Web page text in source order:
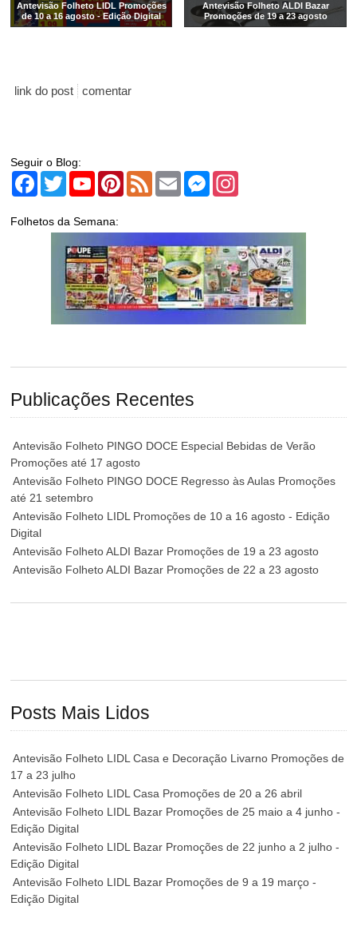
Antevisão Folheto LIDL Promoções
de 10 a 16 agosto - Edição Digital
Antevisão Folheto ALDI Bazar
Promoções de 19 a 23 agosto
link do post comentar
Seguir o Blog:
Facebook
TwitterYouTubePinterest
Feed Email Messenger
Folhetos da Semana:
Publicações Recentes
Antevisão Folheto PINGO DOCE Especial Bebidas de Verão
Promoções até 17 agosto
Antevisão Folheto PINGO DOCE Regresso às Aulas Promoções
até 21 setembro
Antevisão Folheto LIDL Promoções de 10 a 16 agosto - Edição
Digital
Antevisão Folheto ALDI Bazar Promoções de 19 a 23 agosto
Antevisão Folheto ALDI Bazar Promoções de 22 a 23 agosto
Posts Mais Lidos
Antevisão Folheto LIDL Casa e Decoração Livarno Promoções de
17 a 23 julho
Antevisão Folheto LIDL Casa Promoções de 20 a 26 abril
Antevisão Folheto LIDL Bazar Promoções de 25 maio a 4 junho -
Edição Digital
Antevisão Folheto LIDL Bazar Promoções de 22 junho a 2 julho -
Edição Digital
Antevisão Folheto LIDL Bazar Promoções de 9 a 19 março -
Edição Digital